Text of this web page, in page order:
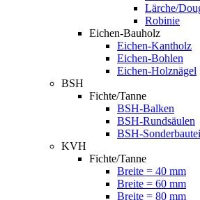
Lärche/
Robinie
Eichen-Bauholz
Eichen-Kantholz
Eichen-Bohlen
Eichen-Holznägel
BSH
Fichte/Tanne
BSH-Balken
BSH-Rundsäulen
BSH-
KVH
Fichte/Tanne
Breite = 40 mm
Breite = 60 mm
Breite = 80 mm